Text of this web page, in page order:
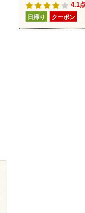
4.1
日帰り クーポン